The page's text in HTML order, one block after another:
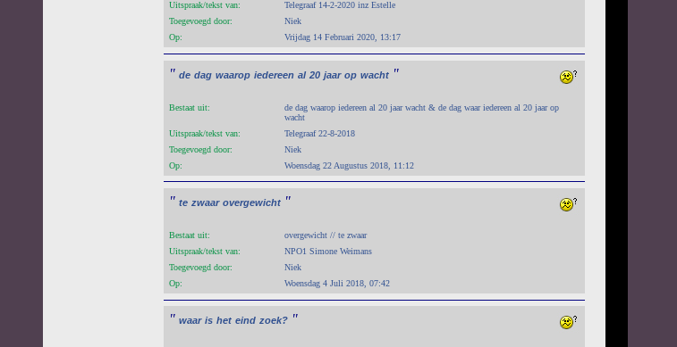
Uitspraak/tekst van:
Telegraaf 14-2-2020 inz Estelle
Toegevoegd door:
Niek
Op:
Vrijdag 14 Februari 2020, 13:17
" de dag waarop iedereen al 20 jaar op wacht "
Bestaat uit:
de dag waarop iedereen al 20 jaar wacht & de dag waar iedereen al 20 jaar op
wacht
Uitspraak/tekst van:
Telegraaf 22-8-2018
Toegevoegd door:
Niek
Op:
Woensdag 22 Augustus 2018, 11:12
" te zwaar overgewicht "
Bestaat uit:
overgewicht // te zwaar
Uitspraak/tekst van:
NPO1 Simone Weimans
Toegevoegd door:
Niek
Op:
Woensdag 4 Juli 2018, 07:42
" waar is het eind zoek? "